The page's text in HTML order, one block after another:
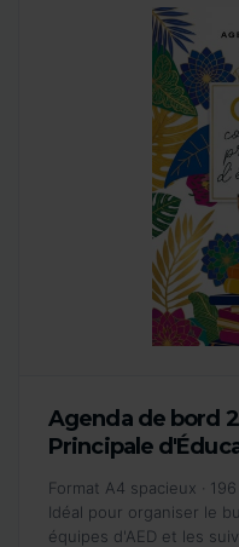
Agenda de bord
Principale
Format A4 spacieux ·
Idéal pour organiser le
équipes d'AED et les